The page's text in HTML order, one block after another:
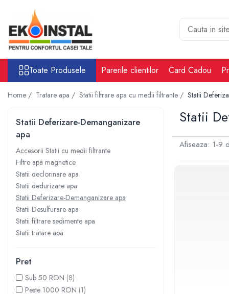
Toate Produsele
Rezervoare Stocare apa Valpurio
Camin pentru put de apa
pluvială, bazine pentru stocare și
irigații
Sisteme-Rezervoare ioni argint
Accesorii cabine put rezervoare
apa
Tratare apa
Accesorii Filtre apa
Accesorii Statii osmoza
Statii osmoza industriale
Sisteme filtrare apa Debite Mari
Consumabile Statii osmoza
Toate Produsele Parerile clientilor Card Cadou
Home / Tratare apa / Statii filtrare apa cu medii filtrante / Statii
Statii
Statii Deferizare-Demanganizare
apa
Accesorii Statii cu medii filtrante
Filtre apa magnetice
Statii declorinare apa
Statii dedurizare apa
Statii Deferizare-Demanganizare apa
Statii Desulfurare apa
Statii filtrare sedimente apa
Statii tratare apa
Pret
Sub 50 RON (8)
Peste 1000 RON (1)
Afiseaza: 1-9